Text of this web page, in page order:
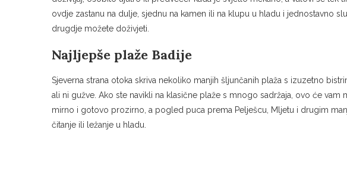
ovdje zastanu na dulje, sjednu na kamen ili na klupu u hladu i jednostavno
drugdje možete doživjeti.
Najljepše plaže Badije
Sjeverna strana otoka skriva nekoliko manjih šljunčanih plaža s izuzetno
ali ni gužve. Ako ste navikli na klasične plaže s mnogo sadržaja, ovo će vam
mirno i gotovo prozirno, a pogled puca prema Pelješcu, Mljetu i drugim
čitanje ili ležanje u hladu.